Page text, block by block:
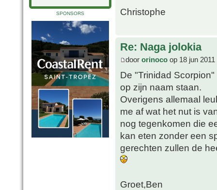
SPONSORS Christophe
Re: Naga jolokia
door orinoco op 18 jun 2011
De "Trinidad
op zijn naam staan.
Overigens allemaal
me af wat het nut is
nog tegenkomen die
kan eten zonder een
gerechten zullen de
Groet,Ben